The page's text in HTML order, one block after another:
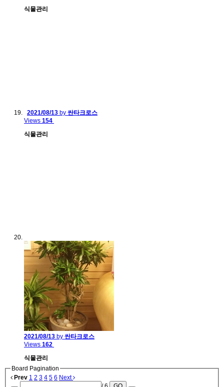
식물관리
2021/08/13 by 싼타크로스
Views 154
식물관리
2021/08/13 by 싼타크로스
Views 162
식물관리
Board Pagination
Prev 1 2 3 4 5 6 Next